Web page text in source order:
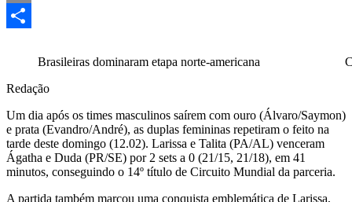
Email
Brasileiras dominaram etapa norte-americana
Redação
Um dia após os times masculinos saírem com ouro (Álvaro/Saymon)
e prata (Evandro/André), as duplas femininas repetiram o feito na
tarde deste domingo (12.02). Larissa e Talita (PA/AL) venceram
Ágatha e Duda (PR/SE) por 2 sets a 0 (21/15, 21/18), em 41
minutos, conseguindo o 14º título de Circuito Mundial da parceria.
A partida também marcou uma conquista emblemática de Larissa,